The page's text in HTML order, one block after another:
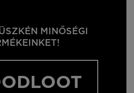
MINŐSÉGI